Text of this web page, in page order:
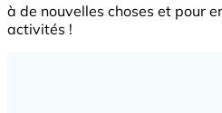
à de nouvelles choses et pour
activités !